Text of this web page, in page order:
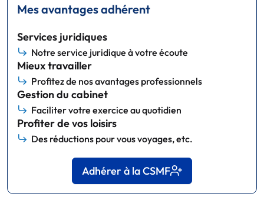
Mes avantages adhérent
Services juridiques
Notre service juridique à votre écoute
Mieux travailler
Profitez de nos avantages professionnels
Gestion du cabinet
Faciliter votre exercice au quotidien
Profiter de vos loisirs
Des réductions pour vous voyages, etc.
Adhérer à la CSMF